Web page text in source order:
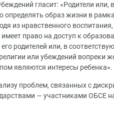
гласит: «Родители или,
образ жизни в
из нравственного
право на доступ к
родителей или, в
или убеждений вопреки
являются интересы ребенка».
проблем, связанных с
— участниками ОБСЕ